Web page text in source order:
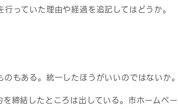
っていた理由や経過を追記してはどうか。
もある。統一したほうがいいのではないか。
締結したところは出している。市ホームペ